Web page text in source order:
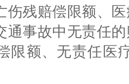
伤残赔偿限额、
通事故中无责任
限额、无责任医